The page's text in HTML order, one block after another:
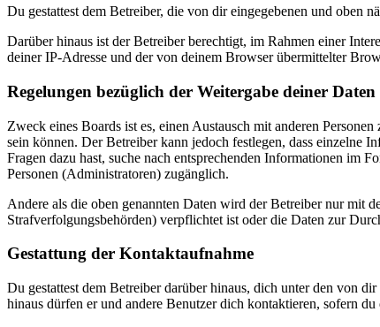
Du gestattest dem Betreiber, die von dir eingegebenen und oben
Darüber hinaus ist der Betreiber berechtigt, im Rahmen einer
deiner IP-Adresse und der von deinem Browser übermittelter
Regelungen bezüglich der Weitergabe deiner Daten
Zweck eines Boards ist es, einen Austausch mit anderen
sein können. Der Betreiber kann jedoch festlegen, dass einzelne
Fragen dazu hast, suche nach entsprechenden Informationen im
Personen (Administratoren) zugänglich.
Andere als die oben genannten Daten wird der Betreiber nur mit
Strafverfolgungsbehörden) verpflichtet ist oder die Daten zur
Gestattung der Kontaktaufnahme
Du gestattest dem Betreiber darüber hinaus, dich unter den von
hinaus dürfen er und andere Benutzer dich kontaktieren, sofern